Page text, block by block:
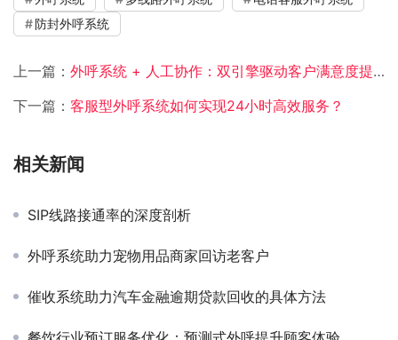
防封外呼系统
上一篇： 外呼系统 + 人工协作：双引擎驱动客户满意度提升攻略
下一篇： 客服型外呼系统如何实现24小时高效服务？
相关新闻
SIP线路接通率的深度剖析
外呼系统助力宠物用品商家回访老客户
催收系统助力汽车金融逾期贷款回收的具体方法